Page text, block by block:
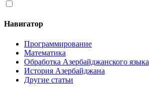
Навигатор
Программирование
Математика
Обработка Азербайджанского языка
История Азербайджана
Другие статьи